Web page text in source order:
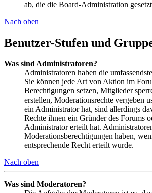
ab, die die Board-Administration
Nach oben
Benutzer-Stufen und
Was sind Administratoren?
Administratoren haben die
Sie können jede Art von Aktion im
Berechtigungen setzen, Mitglieder
erstellen, Moderationsrechte vergeben
ein Administrator hat, sind allerdings
Rechte ihnen ein Gründer des Forums
Administrator erteilt hat.
Moderationsberechtigungen haben,
entsprechende Recht erteilt wurde.
Nach oben
Was sind Moderatoren?